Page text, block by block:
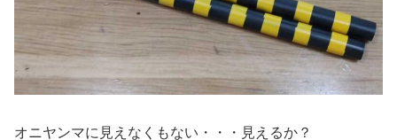
オニヤンマに見えなくもない・・・見えるか？